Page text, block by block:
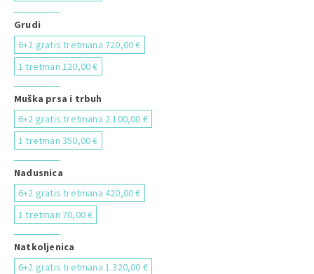
Grudi
6+2 gratis tretmana 720,00 €
1 tretman 120,00 €
Muška prsa i trbuh
6+2 gratis tretmana 2.100,00 €
1 tretman 350,00 €
Nadusnica
6+2 gratis tretmana 420,00 €
1 tretman 70,00 €
Natkoljenica
6+2 gratis tretmana 1.320,00 €